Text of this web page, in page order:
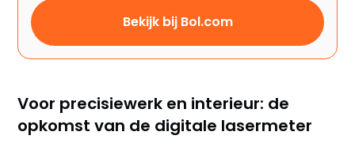
Bekijk bij Bol.com
Voor precisiewerk en interieur: de
opkomst van de digitale lasermeter